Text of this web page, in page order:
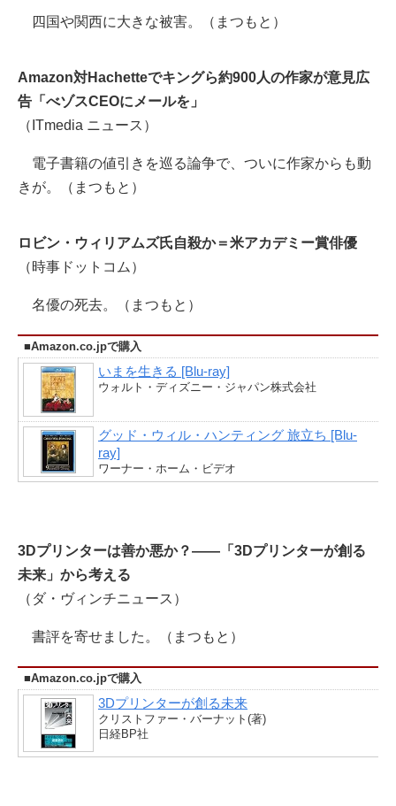
四国や関西に大きな被害。（まつもと）
Amazon対Hachetteでキングら約900人の作家が意見広
告「べゾスCEOにメールを」
（ITmedia ニュース）
電子書籍の値引きを巡る論争で、ついに作家からも動
きが。（まつもと）
ロビン・ウィリアムズ氏自殺か＝米アカデミー賞俳優
（時事ドットコム）
名優の死去。（まつもと）
■Amazon.co.jpで購入
いまを生きる [Blu-ray]
ウォルト・ディズニー・ジャパン株式会社
グッド・ウィル・ハンティング 旅立ち [Blu-
ray]
ワーナー・ホーム・ビデオ
3Dプリンターは善か悪か？――「3Dプリンターが創る
未来」から考える
（ダ・ヴィンチニュース）
書評を寄せました。（まつもと）
■Amazon.co.jpで購入
3Dプリンターが創る未来
クリストファー・バーナット(著)
日経BP社